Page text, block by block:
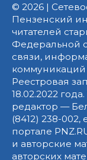
© 2026 |
Пензенский
читателей
Федеральной
связи,
коммуникаций
Реестровая
18.02.2022
редактор —
(8412) 238-
портале
и авторские
авторских